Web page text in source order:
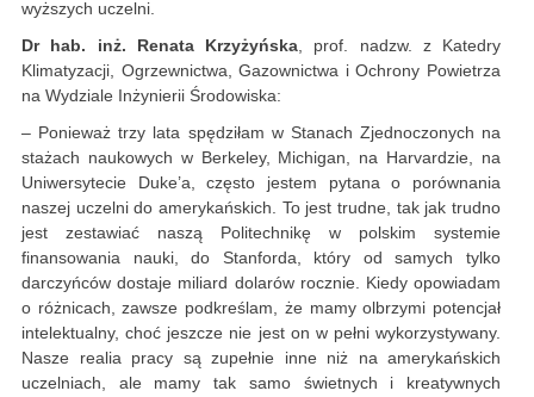
wyższych uczelni.
Dr hab. inż. Renata Krzyżyńska, prof. nadzw. z Katedry
Klimatyzacji, Ogrzewnictwa, Gazownictwa i Ochrony Powietrza
na Wydziale Inżynierii Środowiska:
– Ponieważ trzy lata spędziłam w Stanach Zjednoczonych na
stażach naukowych w Berkeley, Michigan, na Harvardzie, na
Uniwersytecie Duke’a, często jestem pytana o porównania
naszej uczelni do amerykańskich. To jest trudne, tak jak trudno
jest zestawiać naszą Politechnikę w polskim systemie
finansowania nauki, do Stanforda, który od samych tylko
darczyńców dostaje miliard dolarów rocznie. Kiedy opowiadam
o różnicach, zawsze podkreślam, że mamy olbrzymi potencjał
intelektualny, choć jeszcze nie jest on w pełni wykorzystywany.
Nasze realia pracy są zupełnie inne niż na amerykańskich
uczelniach, ale mamy tak samo świetnych i kreatywnych